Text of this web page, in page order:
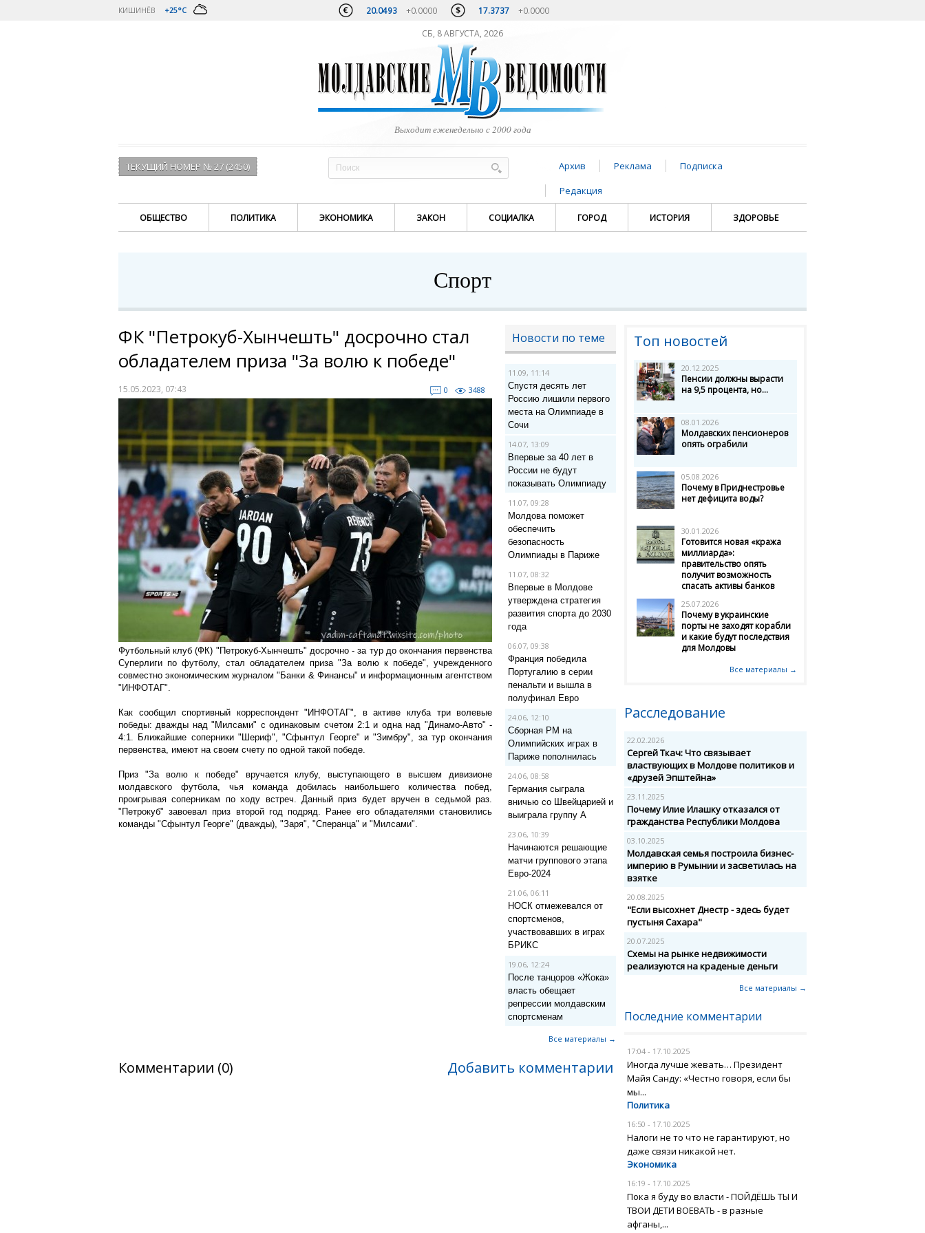
КИШИНЁВ +25°C 20.0493 +0.0000 17.3737 +0.0000
СБ, 8 АВГУСТА, 2026
Выходит еженедельно с 2000 года
ТЕКУЩИЙ НОМЕР № 27 (2450) Архив Реклама
Подписка
Редакция
ОБЩЕСТВО ПОЛИТИКА ЭКОНОМИКА ЗАКОН СОЦИАЛКА ГОРОД ИСТОРИЯ ЗДОРОВЬЕ
Спорт
ФК "Петрокуб-Хынчешть" досрочно стал
обладателем приза "За волю к победе"
15.05.2023, 07:43 0 3488
Футбольный клуб (ФК) "Петрокуб-Хынчешть" досрочно - за тур до окончания первенства
Суперлиги по футболу, стал обладателем приза "За волю к победе", учрежденного
совместно экономическим журналом "Банки & Финансы" и информационным агентством
"ИНФОТАГ".
Как сообщил спортивный корреспондент "ИНФОТАГ", в активе клуба три волевые
победы: дважды над "Милсами" с одинаковым счетом 2:1 и одна над "Динамо-Авто" -
4:1. Ближайшие соперники "Шериф", "Сфынтул Георге" и "Зимбру", за тур окончания
первенства, имеют на своем счету по одной такой победе.
Приз "За волю к победе" вручается клубу, выступающего в высшем дивизионе
молдавского футбола, чья команда добилась наибольшего количества побед,
проигрывая соперникам по ходу встреч. Данный приз будет вручен в седьмой раз.
"Петрокуб" завоевал приз второй год подряд. Ранее его обладателями становились
команды "Сфынтул Георге" (дважды), "Заря", "Сперанца" и "Милсами".
Новости по теме
11.09, 11:14
Спустя десять лет
Россию лишили первого
места на Олимпиаде в
Сочи
14.07, 13:09
Впервые за 40 лет в
России не будут
показывать Олимпиаду
11.07, 09:28
Молдова поможет
обеспечить
безопасность
Олимпиады в Париже
11.07, 08:32
Впервые в Молдове
утверждена стратегия
развития спорта до 2030
года
06.07, 09:38
Франция победила
Португалию в серии
пенальти и вышла в
полуфинал Евро
24.06, 12:10
Сборная РМ на
Олимпийских играх в
Париже пополнилась
24.06, 08:58
Германия сыграла
вничью со Швейцарией и
выиграла группу A
23.06, 10:39
Начинаются решающие
матчи группового этапа
Евро-2024
21.06, 06:11
НОСК отмежевался от
спортсменов,
участвовавших в играх
БРИКС
19.06, 12:24
После танцоров «Жока»
власть обещает
репрессии молдавским
спортсменам
Все материалы →
Комментарии (0) Добавить комментарии
Топ новостей
20.12.2025
Пенсии должны вырасти
на 9,5 процента, но...
08.01.2026
Молдавских пенсионеров
опять ограбили
05.08.2026
Почему в Приднестровье
нет дефицита воды?
30.01.2026
Готовится новая «кража
миллиарда»:
правительство опять
получит возможность
спасать активы банков
25.07.2026
Почему в украинские
порты не заходят корабли
и какие будут последствия
для Молдовы
Все материалы →
Расследование
22.02.2026
Сергей Ткач: Что связывает
властвующих в Молдове политиков и
«друзей Эпштейна»
23.11.2025
Почему Илие Илашку отказался от
гражданства Республики Молдова
03.10.2025
Молдавская семья построила бизнес-
империю в Румынии и засветилась на
взятке
20.08.2025
"Если высохнет Днестр - здесь будет
пустыня Сахара"
20.07.2025
Схемы на рынке недвижимости
реализуются на краденые деньги
Все материалы →
Последние комментарии
17:04 - 17.10.2025
Иногда лучше жевать… Президент
Майя Санду: «Честно говоря, если бы
мы...
Политика
16:50 - 17.10.2025
Налоги не то что не гарантируют, но
даже связи никакой нет.
Экономика
16:19 - 17.10.2025
Пока я буду во власти - ПОЙДЁШЬ ТЫ И
ТВОИ ДЕТИ ВОЕВАТЬ - в разные
афганы,...